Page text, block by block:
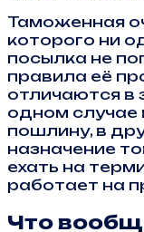
Таможенная
которого ни
посылка не
правила её
отличаются в
одном случае
пошлину, в
назначение
ехать на
работает на
Что